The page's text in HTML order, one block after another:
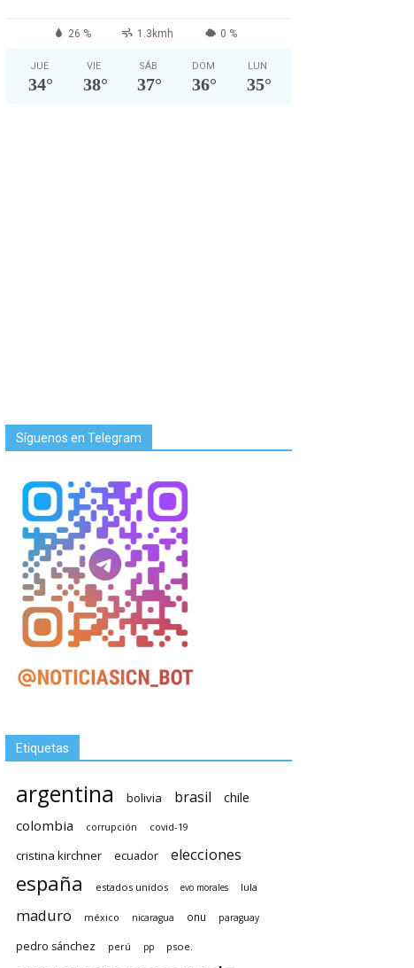
26 % 1.3kmh 0 %
JUE
34°
VIE
38°
SÁB
37°
DOM
36°
LUN
35°
Síguenos en Telegram
Etiquetas
argentina bolivia brasil
chile
colombia
corrupción covid-19
cristina kirchner ecuador elecciones
españa estados unidos evo morales lula
maduro méxico nicaragua onu paraguay
pedro sánchez perú pp psoe.